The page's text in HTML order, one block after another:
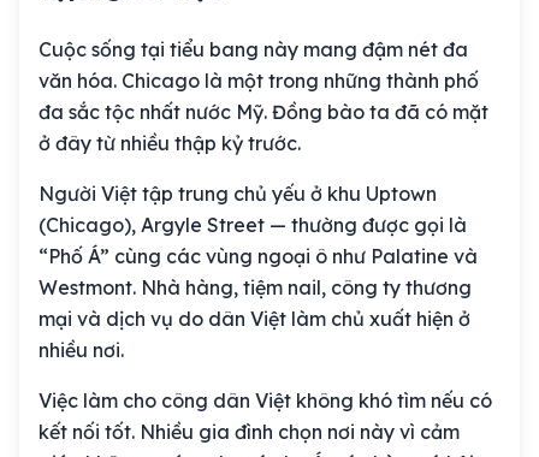
Cuộc sống tại tiểu bang này mang đậm nét đa
văn hóa. Chicago là một trong những thành phố
đa sắc tộc nhất nước Mỹ. Đồng bào ta đã có mặt
ở đây từ nhiều thập kỷ trước.
Người Việt tập trung chủ yếu ở khu Uptown
(Chicago), Argyle Street — thường được gọi là
“Phố Á” cùng các vùng ngoại ô như Palatine và
Westmont. Nhà hàng, tiệm nail, công ty thương
mại và dịch vụ do dân Việt làm chủ xuất hiện ở
nhiều nơi.
Việc làm cho công dân Việt không khó tìm nếu có
kết nối tốt. Nhiều gia đình chọn nơi này vì cảm